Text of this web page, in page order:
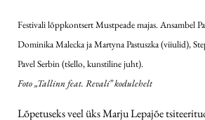
Festivali lõppkontsert Mustpeade majas. Ansambel
Dominika Malecka ja Martyna Pastuszka (viiulid),
Pavel Serbin (tšello, kunstiline juht).
Foto „Tallinn feat. Revali” kodulehelt
Lõpetuseks veel üks Marju Lepajõe